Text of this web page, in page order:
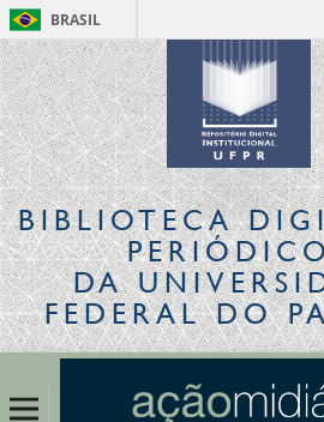
BRASIL
BIBLIOTECA
DA
FEDERAL DO